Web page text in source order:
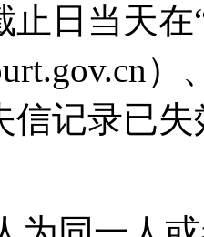
止日当天
信记录已